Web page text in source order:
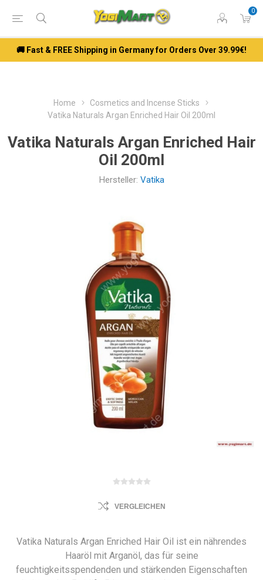
0
🚚 Fast & FREE Shipping in Germany for Orders Over 39.99€!
Home
Cosmetics and Incense Sticks
Vatika Naturals Argan Enriched Hair Oil 200ml
Vatika Naturals Argan Enriched Hair
Oil 200ml
Hersteller: Vatika
VERGLEICHEN
Vatika Naturals Argan Enriched Hair Oil ist ein nährendes
Haaröl mit Arganöl, das für seine
feuchtigkeitsspendenden und stärkenden Eigenschaften